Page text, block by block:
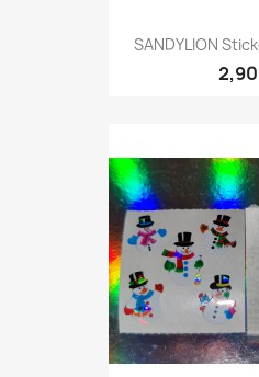
SANDYLION